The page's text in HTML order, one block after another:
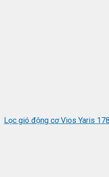
Lọc gió động cơ Vios Yaris